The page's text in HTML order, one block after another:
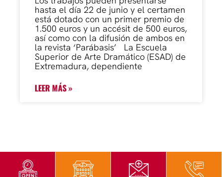
hasta el día 22 de junio y el certamen
está dotado con un primer premio de
1.500 euros y un accésit de 500 euros,
así como con la difusión de ambos en
la revista ‘Parábasis’ La Escuela
Superior de Arte Dramático (ESAD) de
Extremadura, dependiente
LEER MÁS »